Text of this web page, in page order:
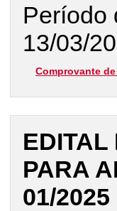
Período
13/03/
Comprovante
EDITAL
PARA
01/2025